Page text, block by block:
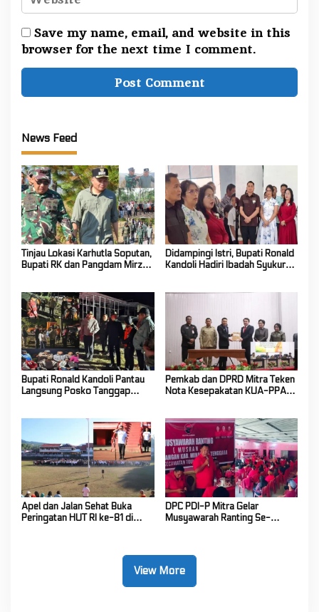
Save my name, email, and website in this
browser for the next time I comment.
News Feed
Tinjau Lokasi Karhutla Soputan,
Bupati RK dan Pangdam Mirza
Didampingi Istri, Bupati Ronald
Kandoli Hadiri Ibadah Syukur
Bupati Ronald Kandoli Pantau
Langsung Posko Tanggap
Pemkab dan DPRD Mitra Teken
Nota Kesepakatan KUA-PPAS
Apel dan Jalan Sehat Buka
Peringatan HUT RI ke-81 di
DPC PDI-P Mitra Gelar
Musyawarah Ranting Se-
View More